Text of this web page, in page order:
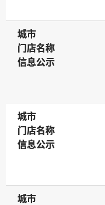
城市
城市
门店名称
门店名称
信息公示
信息公示
城市
城市
门店名称
门店名称
信息公示
信息公示
城市
城市